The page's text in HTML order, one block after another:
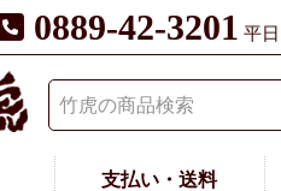
0889-42-3201 平
支払い・送料